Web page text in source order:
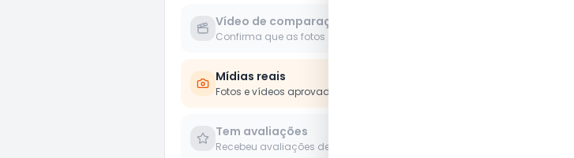
Vídeo de comparação
Confirma que as fotos e vídeos são reais
Mídias reais
Fotos e vídeos aprovados pela moderação
Tem avaliações
Recebeu avaliações de clientes